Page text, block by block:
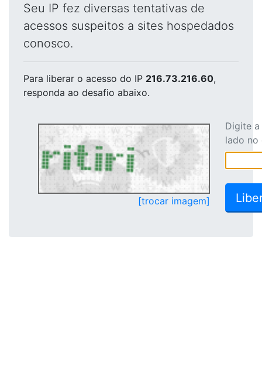
Seu IP fez diversas tentativas de
acessos suspeitos a sites hospedados
conosco.
Para liberar o acesso do IP 216.73.216.60,
responda ao desafio abaixo.
[trocar imagem]
Digite
lado no